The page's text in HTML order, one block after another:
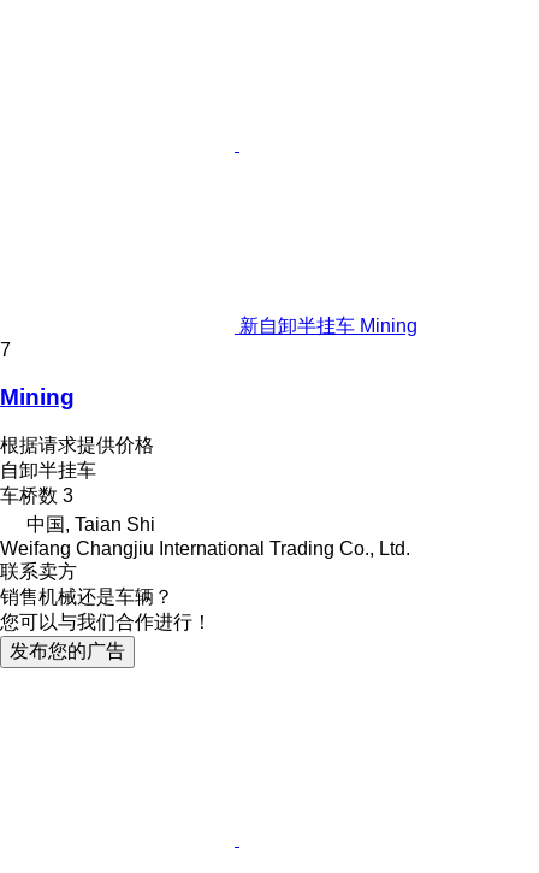
新自卸半挂车 Mining
7
Mining
根据请求提供价格
自卸半挂车
车桥数 3
中国, Taian Shi
Weifang Changjiu International Trading Co., Ltd.
联系卖方
销售机械还是车辆？
您可以与我们合作进行！
发布您的广告